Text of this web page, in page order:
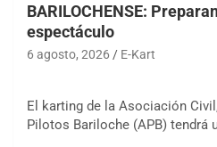
BARILOCHENSE:
espectáculo
6 agosto, 2026 E-Kart
El karting de la Asociación
Pilotos Bariloche (APB) tendrá